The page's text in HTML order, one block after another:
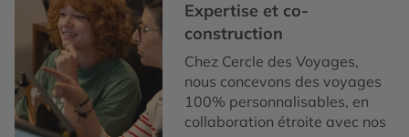
Expertise et co-
construction
Chez Cercle des Voyages,
nous concevons des voyages
100% personnalisables, en
collaboration étroite avec nos